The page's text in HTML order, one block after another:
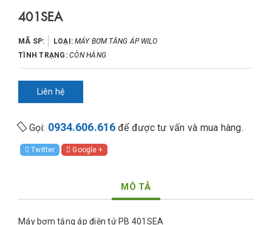
401SEA
MÃ SP: LOẠI:MÁY BƠM TĂNG ÁP WILO
TÌNH TRẠNG: CÒN HÀNG
Liên hệ
Gọi: 0934.606.616 để được tư vấn và mua hàng.
Twitter Google +
MÔ TẢ
Máy bơm tăng áp điện tử PB 401SEA